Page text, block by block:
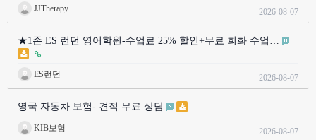
JJTherapy 2026-08-07
★1존 ES 런던 영어학원-수업료 25% 할인+무료 회화 수업…
ES런던 2026-08-07
영국 자동차 보험- 견적 무료 상담
KIB보험 2026-08-07